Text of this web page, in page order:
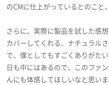
のCMに仕上がっているとのこと。
さらに、実際に製品を試した感
カバーしてくれる、ナチュラル
で、僕としてもすごくありがた
日も中にはあるので、このファ
んにも体感してほしいなと思い